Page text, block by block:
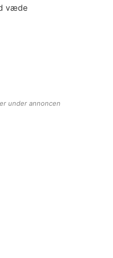
væde
under annoncen